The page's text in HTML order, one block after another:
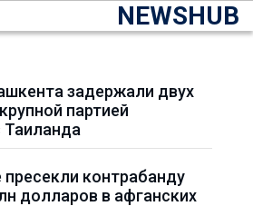
NEWSHUB
задержали двух
партией
Таиланда
пресекли контрабанду
долларов в афганских